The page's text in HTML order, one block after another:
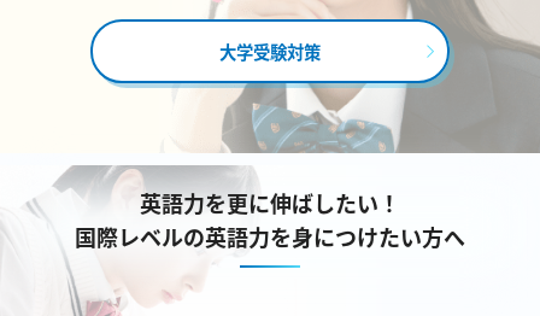
大学受験対策
英語力を更に伸ばしたい！
国際レベルの英語力を身につけたい方へ